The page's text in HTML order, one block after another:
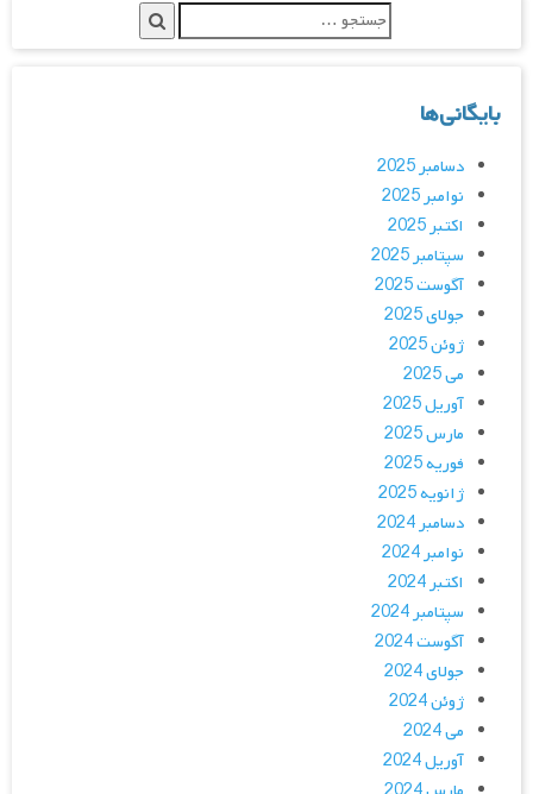
بایگانی‌ها
دسامبر 2025
نوامبر 2025
اکتبر 2025
سپتامبر 2025
آگوست 2025
جولای 2025
ژوئن 2025
می 2025
آوریل 2025
مارس 2025
فوریه 2025
ژانویه 2025
دسامبر 2024
نوامبر 2024
اکتبر 2024
سپتامبر 2024
آگوست 2024
جولای 2024
ژوئن 2024
می 2024
آوریل 2024